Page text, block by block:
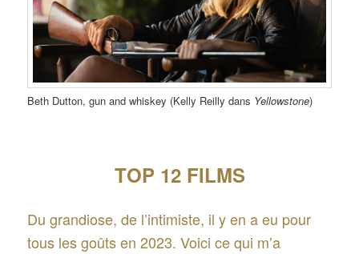
Beth Dutton, gun and whiskey (Kelly Reilly dans Yellowstone)
TOP 12 FILMS
Du grandiose, de l’intimiste, il y en a eu pour
tous les goûts en 2023. Voici ce qui m’a